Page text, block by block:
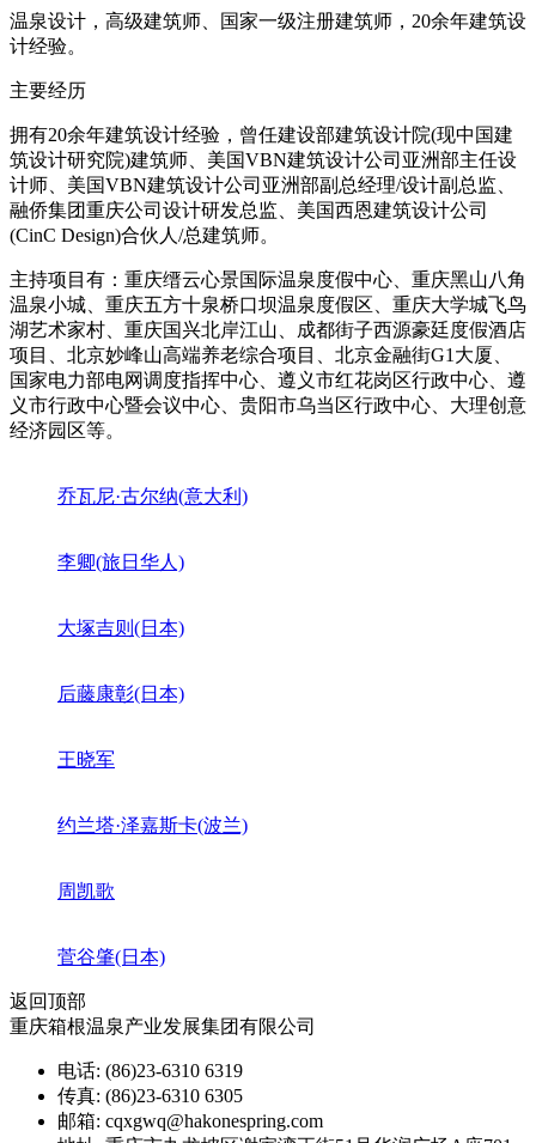
温泉设计，高级建筑师、国家一级注册建筑师，20余年建筑设
计经验。
主要经历
拥有20余年建筑设计经验，曾任建设部建筑设计院(现中国建
筑设计研究院)建筑师、美国VBN建筑设计公司亚洲部主任设
计师、美国VBN建筑设计公司亚洲部副总经理/设计副总监、
融侨集团重庆公司设计研发总监、美国西恩建筑设计公司
(CinC Design)合伙人/总建筑师。
主持项目有：重庆缙云心景国际温泉度假中心、重庆黑山八角
温泉小城、重庆五方十泉桥口坝温泉度假区、重庆大学城飞鸟
湖艺术家村、重庆国兴北岸江山、成都街子西源豪廷度假酒店
项目、北京妙峰山高端养老综合项目、北京金融街G1大厦、
国家电力部电网调度指挥中心、遵义市红花岗区行政中心、遵
义市行政中心暨会议中心、贵阳市乌当区行政中心、大理创意
经济园区等。
乔瓦尼·古尔纳(意大利)
李卿(旅日华人)
大塚吉则(日本)
后藤康彰(日本)
王晓军
约兰塔·泽嘉斯卡(波兰)
周凯歌
菅谷肇(日本)
返回顶部
重庆箱根温泉产业发展集团有限公司
电话: (86)23-6310 6319
传真: (86)23-6310 6305
邮箱: cqxgwq@hakonespring.com